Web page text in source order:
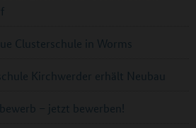
Clusterschule in Worms
Kirchwerder erhält Neubau
– jetzt bewerben!